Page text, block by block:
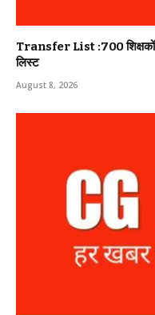
Transfer List :700 शिक्षकों
लिस्ट
August 8, 2026